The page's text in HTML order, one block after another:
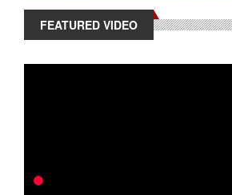
FEATURED VIDEO